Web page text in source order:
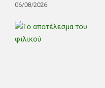
06/08/2026